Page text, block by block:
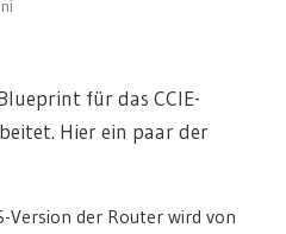
für das CCIE-
Hier ein paar der
Version der Router wird von